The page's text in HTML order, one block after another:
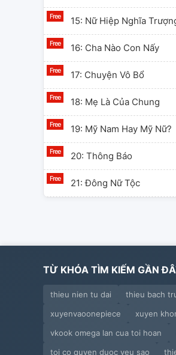
15: Nữ Hiệp Nghĩa
16: Cha Nào Con Nấy
17: Chuyện Vô Bổ
18: Mẹ Là Của Chung
19: Mỹ Nam Hay Mỹ Nữ?
20: Thông Báo
21: Đông Nữ Tộc
24: Hạc Giấy
25: Tìm Vật Đính Ước
26: Thanh Phong
TỪ KHÓA TÌM KIẾM GẦN
thieu nien tu dai thieu bach
xuyenvaoonepiece
xuyen
vkook omega lan cua toi hoan
toi co quyen duoc yeu sao